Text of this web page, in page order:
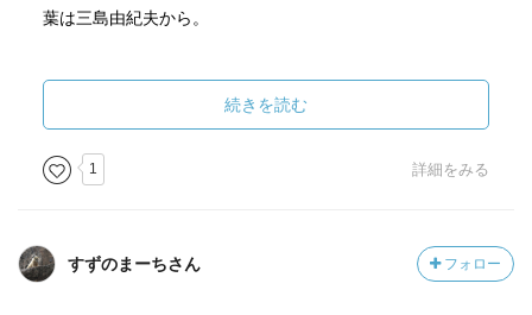
葉は三島由紀夫から。
自分が疑って用心していたら、相手が泥棒にならずに済ん
だというくだりが、インドに馴染む人というのは、
こういう考え方をするのかと感じた。
親日家
続きを読む
1 詳細をみる
すずのまーちさん フォロー